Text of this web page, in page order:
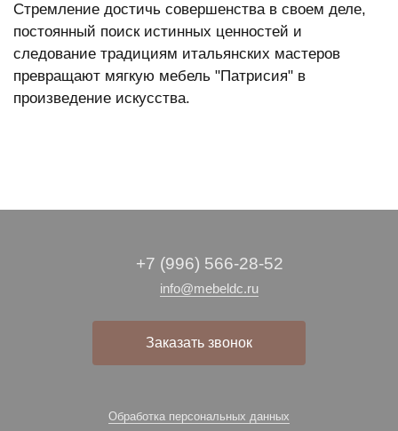
Стремление достичь совершенства в своем деле,
постоянный поиск истинных ценностей и
следование традициям итальянских мастеров
превращают мягкую мебель "Патрисия" в
произведение искусства.
+7 (996) 566-28-52
info@mebeldc.ru
Заказать звонок
Обработка персональных данных